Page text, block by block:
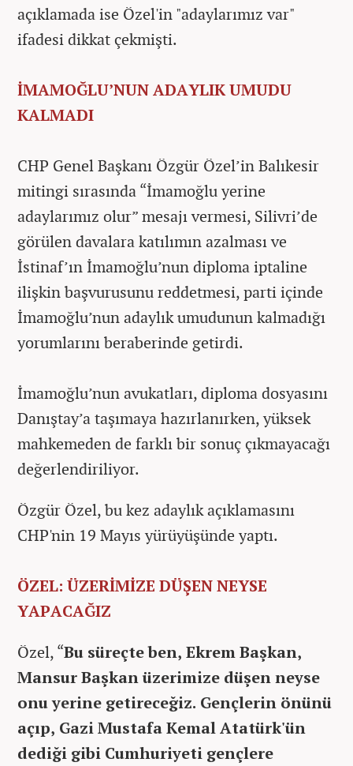
açıklamada ise Özel'in "adaylarımız var"
ifadesi dikkat çekmişti.
İMAMOĞLU’NUN ADAYLIK UMUDU
KALMADI
CHP Genel Başkanı Özgür Özel’in Balıkesir
mitingi sırasında “İmamoğlu yerine
adaylarımız olur” mesajı vermesi, Silivri’de
görülen davalara katılımın azalması ve
İstinaf’ın İmamoğlu’nun diploma iptaline
ilişkin başvurusunu reddetmesi, parti içinde
İmamoğlu’nun adaylık umudunun kalmadığı
yorumlarını beraberinde getirdi.
İmamoğlu’nun avukatları, diploma dosyasını
Danıştay’a taşımaya hazırlanırken, yüksek
mahkemeden de farklı bir sonuç çıkmayacağı
değerlendiriliyor.
Özgür Özel, bu kez adaylık açıklamasını
CHP'nin 19 Mayıs yürüyüşünde yaptı.
ÖZEL: ÜZERİMİZE DÜŞEN NEYSE
YAPACAĞIZ
Özel, “Bu süreçte ben, Ekrem Başkan,
Mansur Başkan üzerimize düşen neyse
onu yerine getireceğiz. Gençlerin önünü
açıp, Gazi Mustafa Kemal Atatürk'ün
dediği gibi Cumhuriyeti gençlere